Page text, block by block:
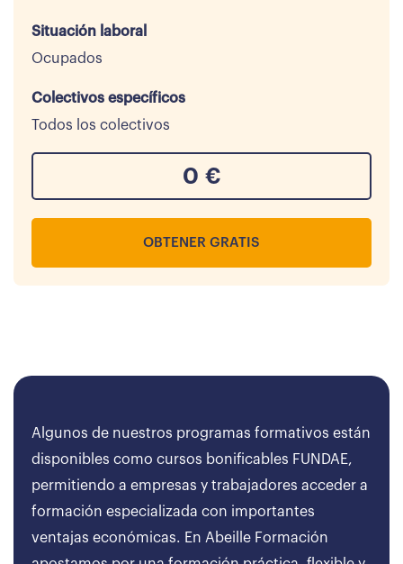
Situación laboral
Ocupados
Colectivos específicos
Todos los colectivos
0 €
OBTENER GRATIS
Algunos de nuestros programas formativos están
disponibles como cursos bonificables FUNDAE,
permitiendo a empresas y trabajadores acceder a
formación especializada con importantes
ventajas económicas. En Abeille Formación